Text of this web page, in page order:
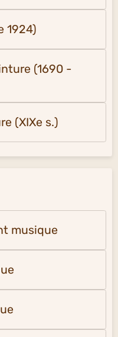
1924)
(1690 -
(XIXe s.)
musique